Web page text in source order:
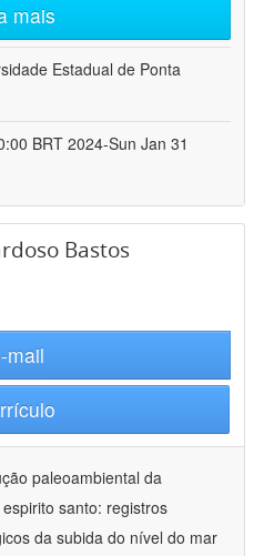
mais
Estadual de Ponta
BRT 2024-Sun Jan 31
Bastos
mail
paleoambiental da
santo: registros
da subida do nível do mar